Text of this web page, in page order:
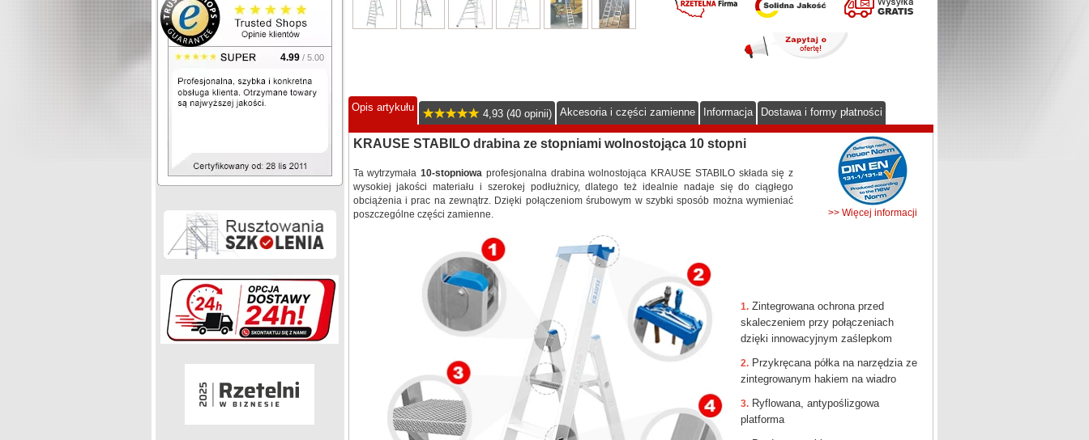
4.99 / 5.00
Opis artykułu
4,93 (40 opinii) Akcesoria i części zamienne Informacja Dostawa i formy płatności
>> Więcej informacji
KRAUSE STABILO drabina ze stopniami wolnostojąca 10 stopni
Ta wytrzymała10-stopniowa profesjonalna drabina wolnostojąca KRAUSE STABILO składa się z
wysokiej jakości materiału i szerokej podłużnicy, dlatego też idealnie nadaje się do ciągłego
obciążenia i prac na zewnątrz. Dzięki połączeniom śrubowym w szybki sposób można wymieniać
poszczególne części zamienne.
1. Zintegrowana ochrona przed
skaleczeniem przy połączeniach
dzięki innowacyjnym zaślepkom
2. Przykręcana półka na narzędzia ze
zintegrowanym hakiem na wiadro
3. Ryflowana, antypoślizgowa
platforma